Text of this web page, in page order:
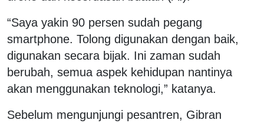
“Saya yakin 90 persen sudah pegang
smartphone. Tolong digunakan dengan baik,
digunakan secara bijak. Ini zaman sudah
berubah, semua aspek kehidupan nantinya
akan menggunakan teknologi,” katanya.
Sebelum mengunjungi pesantren, Gibran